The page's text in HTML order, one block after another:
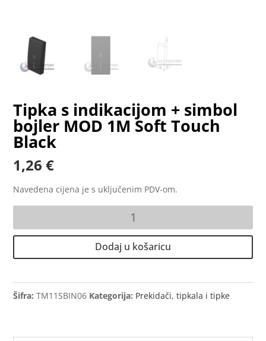
Tipka s indikacijom + simbol
bojler MOD 1M Soft Touch
Black
1,26€
Navedena cijena je s uključenim PDV-om.
indikacijom
bojler
MOD
Touch
Dodaj u košaricu
Šifra:TM11SBIN06 Kategorija: Prekidači, tipkala i tipke